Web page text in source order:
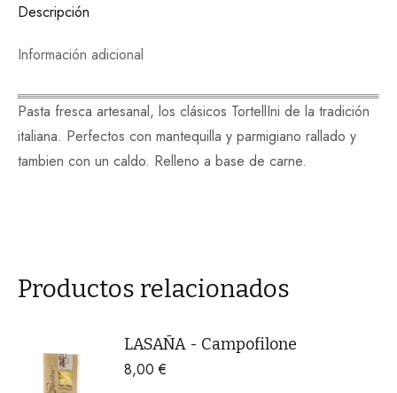
Descripción
Información adicional
Pasta fresca artesanal, los clásicos TortellIni de la tradición
italiana. Perfectos con mantequilla y parmigiano rallado y
tambien con un caldo. Relleno a base de carne.
Productos relacionados
LASAÑA - Campofilone
8,00€